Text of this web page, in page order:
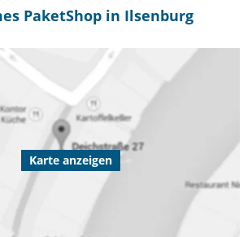
PaketShop in Ilsenburg
Karte anzeigen